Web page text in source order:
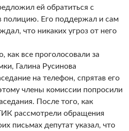
ей обратиться с
полицию. Его поддержал и сам
что никаких угроз от него
как все проголосовали за
Галина Русинова
на телефон, спрятав его
члены комиссии попросили
После того, как
рассмотрели обращения
письмах депутат указал, что